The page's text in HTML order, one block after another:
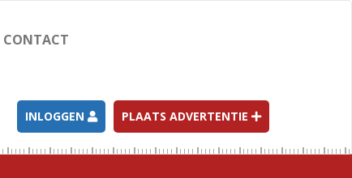
CONTACT
INLOGGEN PLAATS ADVERTENTIE